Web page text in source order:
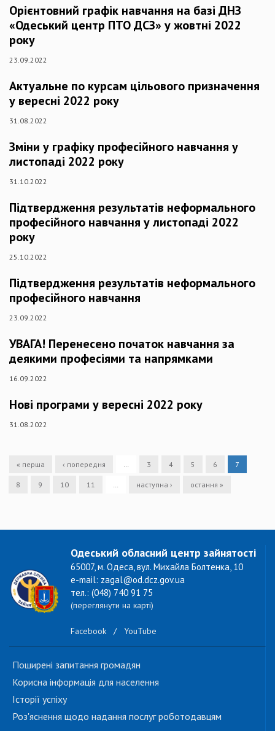
Орієнтовний графік навчання на базі ДНЗ
«Одеський центр ПТО ДСЗ» у жовтні 2022
року
23.09.2022
Актуальне по курсам цільового призначення
у вересні 2022 року
31.08.2022
Зміни у графіку професійного навчання у
листопаді 2022 року
31.10.2022
Підтвердження результатів неформального
професійного навчання у листопаді 2022
року
25.10.2022
Підтвердження результатів неформального
професійного навчання
23.09.2022
УВАГА! Перенесено початок навчання за
деякими професіями та напрямками
16.09.2022
Нові програми у вересні 2022 року
31.08.2022
« перша ‹ попередня 3 4 5 6 7
8 9 10 11 наступна › остання »
Одеський обласний центр зайнятості
65007, м. Одеса, вул. Михайла Болтенка, 10
e-mail: zagal@od.dcz.gov.ua
тел.: (048) 740 91 75
(переглянути на карті)
Facebook / YouTube
Поширені запитання громадян
Корисна інформація для населення
Історії успіху
Роз'яснення щодо надання послуг роботодавцям